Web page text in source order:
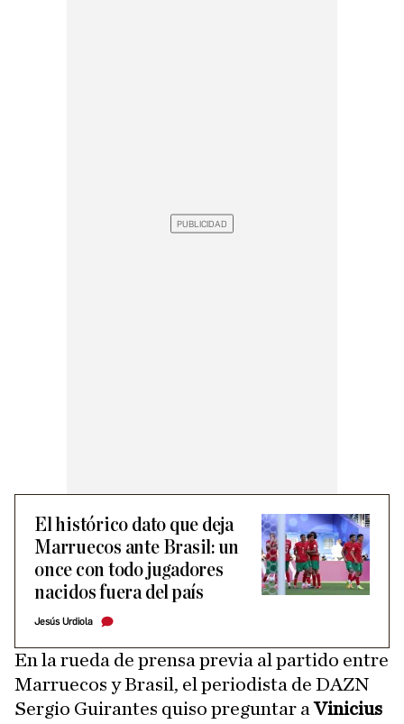
El histórico dato que deja
Marruecos ante Brasil: un
once con todo jugadores
nacidos fuera del país
Jesús Urdiola
En la rueda de prensa previa al partido entre
Marruecos y Brasil, el periodista de DAZN
Sergio Guirantes quiso preguntar aVinicius